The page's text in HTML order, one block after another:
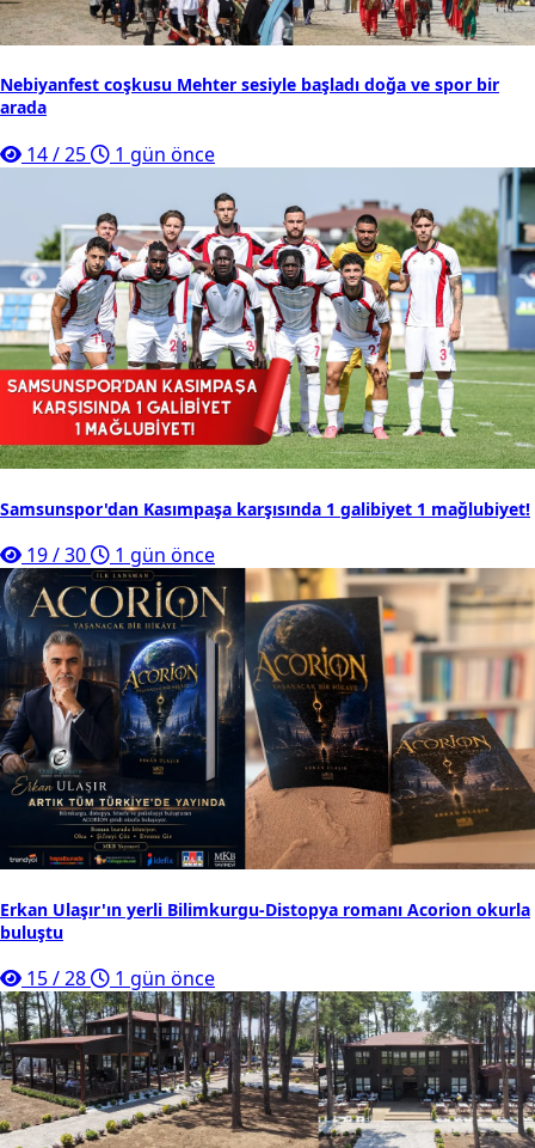
Nebiyanfest coşkusu Mehter sesiyle başladı doğa ve spor bir
arada
14/25 1 gün önce
Samsunspor'dan Kasımpaşa karşısında 1 galibiyet 1 mağlubiyet!
19/30 1 gün önce
Erkan Ulaşır'ın yerli Bilimkurgu-Distopya romanı Acorion okurla
buluştu
15/28 1 gün önce